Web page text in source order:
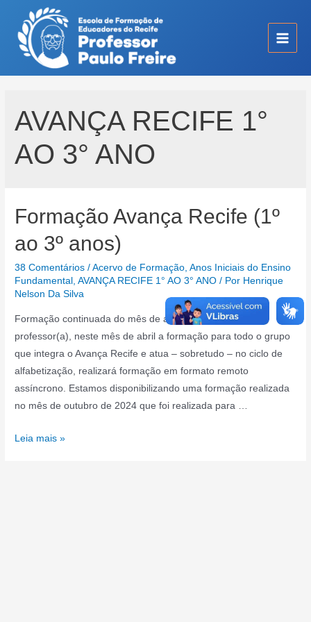
conteúdo
Main
AVANÇA RECIFE 1°
AO 3° ANO
Formação Avança Recife (1º
ao 3º anos)
38 Comentários /Acervo de Formação,Anos Iniciais do Ensino
Fundamental ,AVANÇA RECIFE 1° AO 3° ANO / Por Henrique
Nelson Da Silva
Formação continuada do mês de abril / 2025 Prezado(a)
professor(a), neste mês de abril a formação para todo o grupo
que integra o Avança Recife e atua – sobretudo – no ciclo de
alfabetização, realizará formação em formato remoto
assíncrono. Estamos disponibilizando uma formação realizada
no mês de outubro de 2024 que foi realizada para …
Formação
Leia mais »